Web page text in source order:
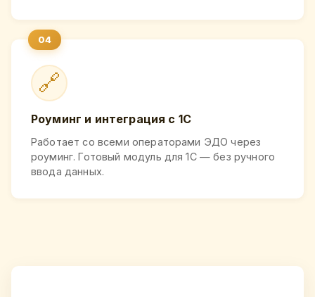
🔗
Роуминг и интеграция с 1С
Работает со всеми операторами ЭДО через
роуминг. Готовый модуль для 1С — без ручного
ввода данных.